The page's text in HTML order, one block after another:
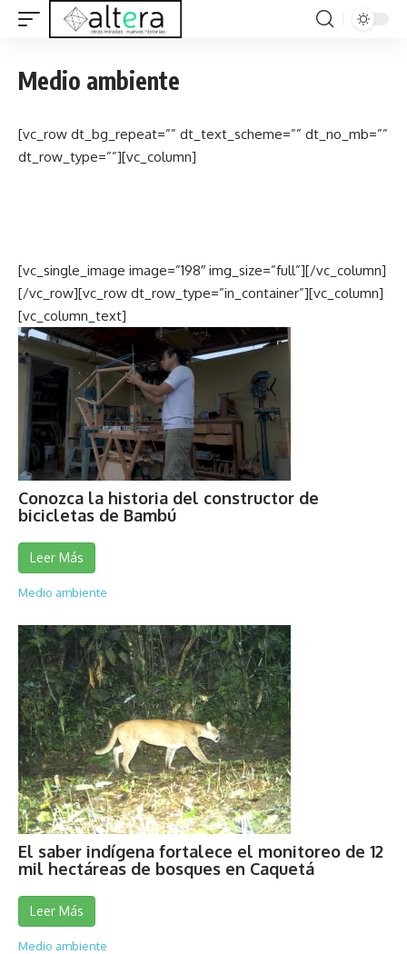
Medio ambiente
[vc_row dt_bg_repeat=”” dt_text_scheme=”” dt_no_mb=””
dt_row_type=””][vc_column]
[vc_single_image image=”198″ img_size=”full”][/vc_column]
[/vc_row][vc_row dt_row_type=”in_container”][vc_column]
[vc_column_text]
Conozca la historia del constructor de
bicicletas de Bambú
Leer Más
Medio ambiente
El saber indígena fortalece el monitoreo de 12
mil hectáreas de bosques en Caquetá
Leer Más
Medio ambiente